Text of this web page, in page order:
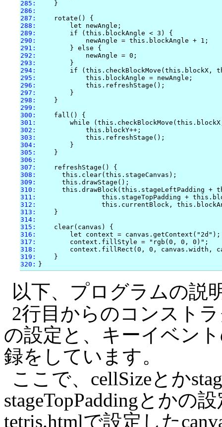
285:
286:
287:
288:
289:
290:
291:
292:
293:
294:
295:
296:
297:
298:
299:
300:
301:
302:
303:
304:
305:
306:
307:
308:
309:
310:
311:
312:
313:
314:
315:
316:
317:
318:
319:
320:
以下、プログラムの説
2行目からのコンスト
の設定と、キーイベン
録をしています。
ここで、cellSizeとか
stageTopPaddingとかの
tetris.htmlで設定した